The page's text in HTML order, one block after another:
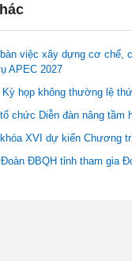
việc xây dựng cơ chế,
APEC 2027
Kỳ họp không thường lệ
chức Diễn đàn nâng tầm
XVI dự kiến Chương
ĐBQH tỉnh tham gia